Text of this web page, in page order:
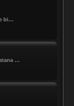
bi…
…